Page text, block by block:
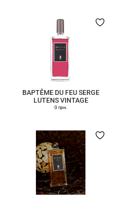
BAPTÊME DU FEU SERGE
LUTENS VINTAGE
0 грн.